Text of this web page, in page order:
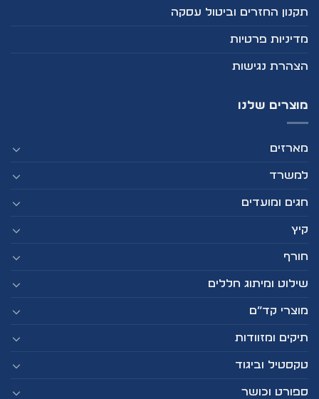
תקנון החזרים וביטול עסקה
מדיניות פרטיות
הצהרת נגישות
מוצרים שלנו
מארזים
למשרד
חגים ומועדים
קיץ
חורף
שילוט ומיתוג חללים
מוצרי קד”ם
תיקים ומזוודות
טקסטיל וביגוד
ספורט וכושר